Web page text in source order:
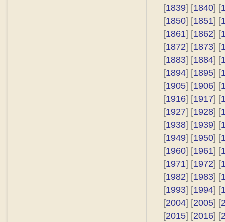
[1839] [1840] [
[1850] [1851] [
[1861] [1862] [
[1872] [1873] [
[1883] [1884] [
[1894] [1895] [
[1905] [1906] [
[1916] [1917] [
[1927] [1928] [
[1938] [1939] [
[1949] [1950] [
[1960] [1961] [
[1971] [1972] [
[1982] [1983] [
[1993] [1994] [
[2004] [2005] [
[2015] [2016] [